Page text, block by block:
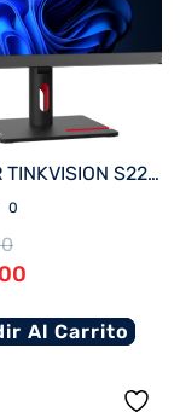
MONITOR TINKVISION S22i-30
0
Al Carrito